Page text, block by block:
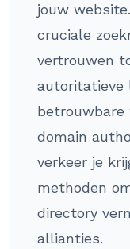
jouw
cruciale
vertrouwen
autoritatieve
betrouwbare
domain
verkeer je
methoden
directory
allianties.